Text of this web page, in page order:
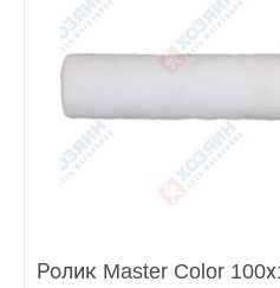
Ролик Master Color